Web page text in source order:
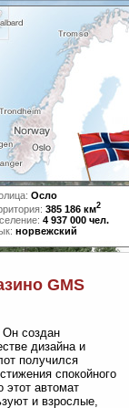
Осло
385 186 км2
4 937 000 чел.
норвежский
GMS
Он создан
дизайна и
получился
спокойного
этот автомат
и взрослые,